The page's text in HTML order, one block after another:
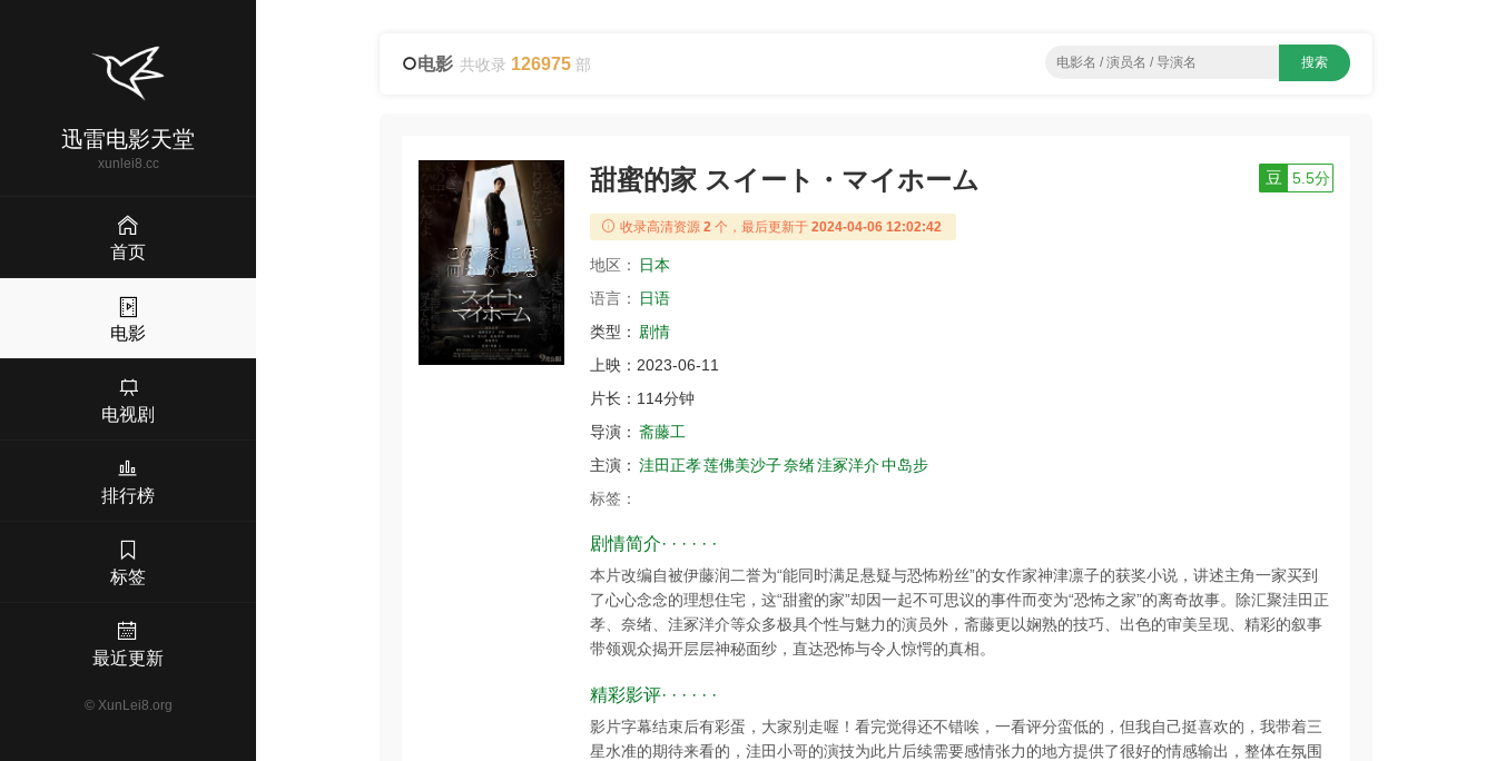
迅雷电影天堂
xunlei8.cc
首页
电影
电视剧
排行榜
标签
最近更新
© XunLei8.org
电影 共收录 126975 部
甜蜜的家 スイート・マイホーム 豆 5.5分
收录高清资源 2 个，最后更新于 2024-04-06 12:02:42
地区：
日本
语言：
日语
类型： 剧情
上映： 2023-06-11
片长： 114分钟
导演： 斋藤工
主演： 洼田正孝莲佛美沙子奈绪洼冢洋介中岛步
标签：
剧情简介· · · · · ·
本片改编自被伊藤润二誉为“能同时满足悬疑与恐怖粉丝”的女作家神津凛子的获奖小说，讲述主角一家买到
了心心念念的理想住宅，这“甜蜜的家”却因一起不可思议的事件而变为“恐怖之家”的离奇故事。除汇聚洼田正
孝、奈绪、洼冢洋介等众多极具个性与魅力的演员外，斋藤更以娴熟的技巧、出色的审美呈现、精彩的叙事
带领观众揭开层层神秘面纱，直达恐怖与令人惊愕的真相。
精彩影评· · · · · ·
影片字幕结束后有彩蛋，大家别走喔！看完觉得还不错唉，一看评分蛮低的，但我自己挺喜欢的，我带着三
星水准的期待来看的，洼田小哥的演技为此片后续需要感情张力的地方提供了很好的情感输出，整体在氛围